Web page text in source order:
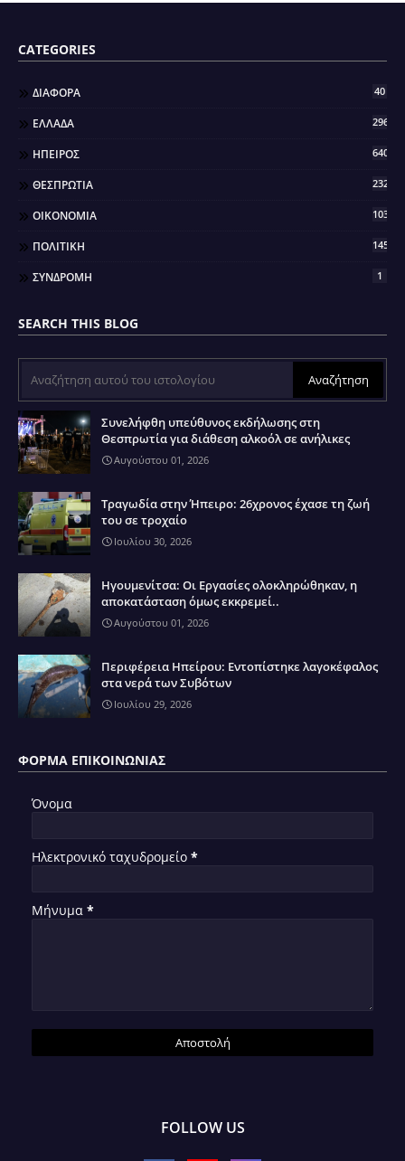
CATEGORIES
ΔΙΑΦΟΡΑ 40
ΕΛΛΑΔΑ 296
ΗΠΕΙΡΟΣ 640
ΘΕΣΠΡΩΤΙΑ 2321
ΟΙΚΟΝΟΜΙΑ 103
ΠΟΛΙΤΙΚΗ 145
ΣΥΝΔΡΟΜΗ 1
SEARCH THIS BLOG
Συνελήφθη υπεύθυνος εκδήλωσης στη
Θεσπρωτία για διάθεση αλκοόλ σε ανήλικες
Αυγούστου 01, 2026
Τραγωδία στην Ήπειρο: 26χρονος έχασε τη ζωή
του σε τροχαίο
Ιουλίου 30, 2026
Ηγουμενίτσα: Οι Εργασίες ολοκληρώθηκαν, η
αποκατάσταση όμως εκκρεμεί..
Αυγούστου 01, 2026
Περιφέρεια Ηπείρου: Εντοπίστηκε λαγοκέφαλος
στα νερά των Συβότων
Ιουλίου 29, 2026
ΦΌΡΜΑ ΕΠΙΚΟΙΝΩΝΊΑΣ
Όνομα
Ηλεκτρονικό ταχυδρομείο *
Μήνυμα *
FOLLOW US